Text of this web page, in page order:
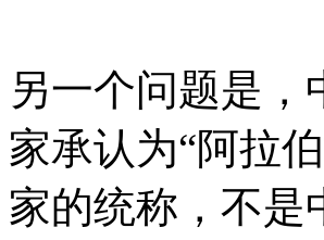
另一个问题是
家承认为“阿拉
家的统称，不是